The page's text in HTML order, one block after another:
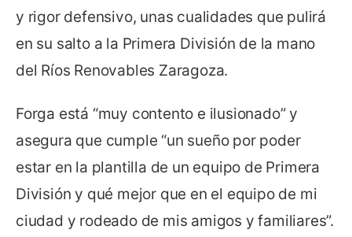
y rigor defensivo, unas cualidades que pulirá
en su salto a la Primera División de la mano
del Ríos Renovables Zaragoza.
Forga está “muy contento e ilusionado” y
asegura que cumple “un sueño por poder
estar en la plantilla de un equipo de Primera
División y qué mejor que en el equipo de mi
ciudad y rodeado de mis amigos y familiares”.